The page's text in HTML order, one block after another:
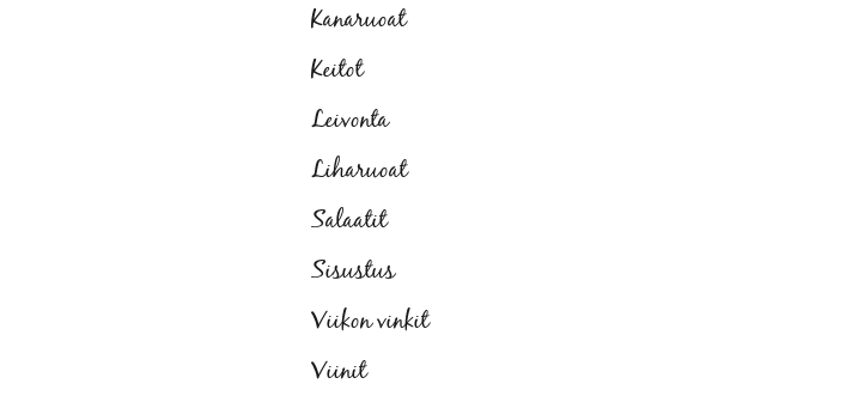
Kanaruoat
Keitot
Leivonta
Liharuoat
Salaatit
Sisustus
Viikon vinkit
Viinit